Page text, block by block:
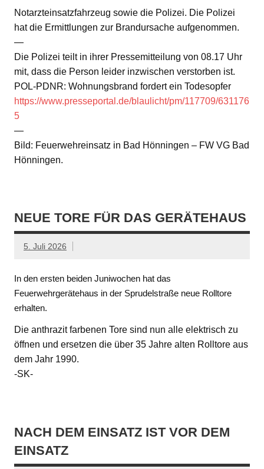
Notarzteinsatzfahrzeug sowie die Polizei. Die Polizei
hat die Ermittlungen zur Brandursache aufgenommen.
—
Die Polizei teilt in ihrer Pressemitteilung von 08.17 Uhr
mit, dass die Person leider inzwischen verstorben ist.
POL-PDNR: Wohnungsbrand fordert ein Todesopfer
https://www.presseportal.de/blaulicht/pm/117709/631176
5
—
Bild: Feuerwehreinsatz in Bad Hönningen – FW VG Bad
Hönningen.
NEUE TORE FÜR DAS GERÄTEHAUS
5. Juli 2026
In den ersten beiden Juniwochen hat das
Feuerwehrgerätehaus in der Sprudelstraße neue Rolltore
erhalten.
Die anthrazit farbenen Tore sind nun alle elektrisch zu
öffnen und ersetzen die über 35 Jahre alten Rolltore aus
dem Jahr 1990.
-SK-
NACH DEM EINSATZ IST VOR DEM
EINSATZ